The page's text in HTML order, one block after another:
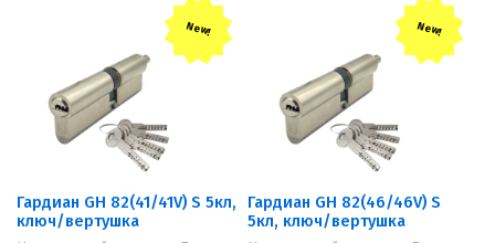
New!
Гардиан GH 82(41/41V) S 5кл,
ключ/вертушка
New!
Гардиан GH 82(46/46V) S
5кл, ключ/вертушка